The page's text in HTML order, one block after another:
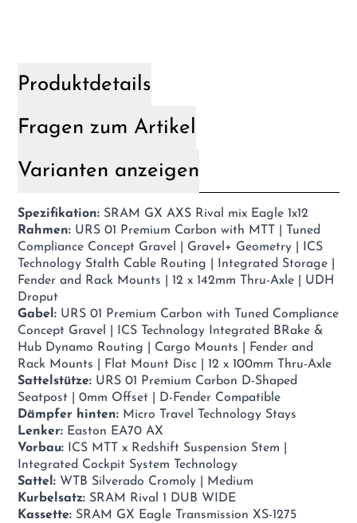
Produktdetails
Fragen zum Artikel
Varianten anzeigen
Spezifikation: SRAM GX AXS Rival mix Eagle 1x12
Rahmen: URS 01 Premium Carbon with MTT | Tuned
Compliance Concept Gravel | Gravel+ Geometry | ICS
Technology Stalth Cable Routing | Integrated Storage |
Fender and Rack Mounts | 12 x 142mm Thru-Axle | UDH
Droput
Gabel: URS 01 Premium Carbon with Tuned Compliance
Concept Gravel | ICS Technology Integrated BRake &
Hub Dynamo Routing | Cargo Mounts | Fender and
Rack Mounts | Flat Mount Disc | 12 x 100mm Thru-Axle
Sattelstütze: URS 01 Premium Carbon D-Shaped
Seatpost | 0mm Offset | D-Fender Compatible
Dämpfer hinten: Micro Travel Technology Stays
Lenker: Easton EA70 AX
Vorbau: ICS MTT x Redshift Suspension Stem |
Integrated Cockpit System Technology
Sattel: WTB Silverado Cromoly | Medium
Kurbelsatz: SRAM Rival 1 DUB WIDE
Kassette: SRAM GX Eagle Transmission XS-1275